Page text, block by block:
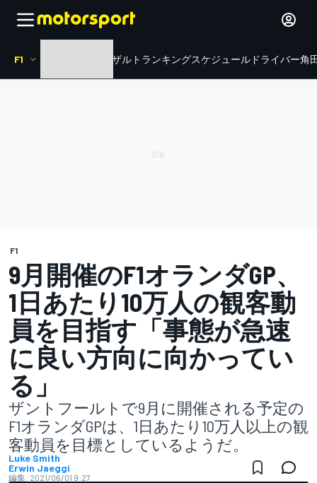
F1 リザルト ランキングスケジュール ドライバー角
F1
9月開催のF1オランダGP、
1日あたり10万人の観客動
員を目指す「事態が急速
に良い方向に向かってい
る」
ザントフールトで9月に開催される予定の
F1オランダGPは、1日あたり10万人以上の観
客動員を目標としているようだ。
Luke Smith
Erwin Jaeggi
編集: 2021/06/01 9:27